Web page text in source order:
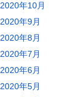
2020年10月
2020年9月
2020年8月
2020年7月
2020年6月
2020年5月